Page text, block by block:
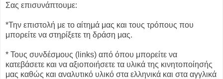
Σας επισυνάπτουμε:
*Την επιστολή με το αίτημά μας και τους τρόπους που
μπορείτε να στηρίξετε τη δράση μας.
* Τους συνδέσμους (links) από όπου μπορείτε να
κατεβάσετε και να αξιοποιήσετε τα υλικά της κινητοποίησής
μας καθώς και αναλυτικό υλικό στα ελληνικά και στα αγγλικά